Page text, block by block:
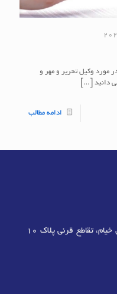
مورد وکیل تحریر و مهر و
دانید […]
ادامه مطالب
خیابان ولیعصر بالاتر از فرشته، خیابان خیام، تقاطع قرنی پلاک 10